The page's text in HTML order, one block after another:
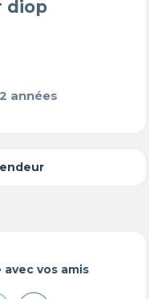
diop
années
vos amis